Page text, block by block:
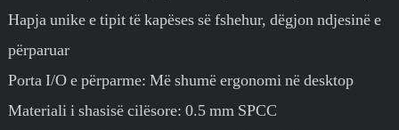
Hapja unike e tipit të kapëses së fshehur, dëgjon ndjesinë e
përparuar
Porta I/O e përparme: Më shumë ergonomi në desktop
Materiali i shasisë cilësore: 0.5 mm SPCC